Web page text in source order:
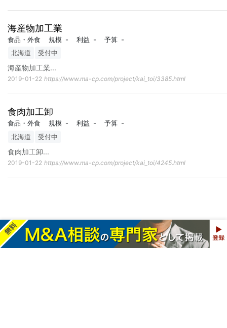
海産物加工業
食品・外食 規模 - 利益 - 予算 -
北海道
受付中
海産物加工業...
2019-01-22 https://www.ma-cp.com/project/kai_toi/3385.html
食肉加工卸
食品・外食 規模 - 利益 - 予算 -
北海道
受付中
食肉加工卸...
2019-01-22 https://www.ma-cp.com/project/kai_toi/4245.html